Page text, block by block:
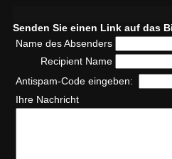
Senden Sie einen Link auf das
Name des Absenders
Recipient Name
Antispam-Code eingeben:
Ihre Nachricht